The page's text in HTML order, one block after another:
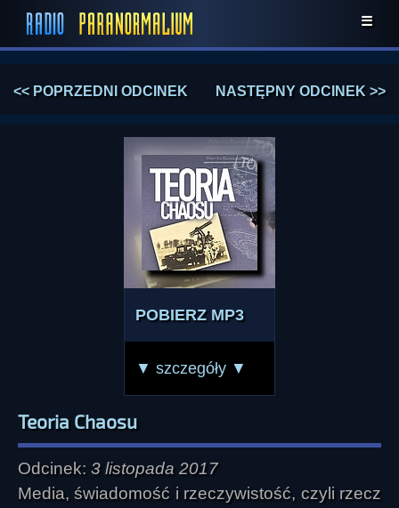
☰
<< POPRZEDNI ODCINEK NASTĘPNY ODCINEK >>
POBIERZ MP3
▼ szczegóły ▼
Teoria Chaosu
Odcinek: 3 listopada 2017
Media, świadomość i rzeczywistość, czyli rzecz